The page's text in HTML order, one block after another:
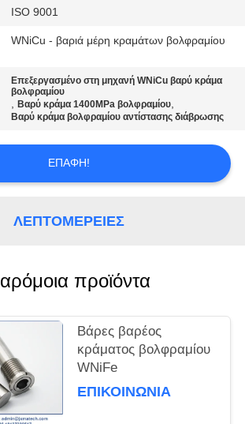
ISO 9001
WNiCu - βαριά μέρη κραμάτων βολφραμίου
Επεξεργασμένο στη μηχανή WNiCu βαρύ κράμα
βολφραμίου
,Βαρύ κράμα 1400MPa βολφραμίου,
Βαρύ κράμα βολφραμίου αντίστασης διάβρωσης
ΕΠΑΦΉ!
ΛΕΠΤΟΜΈΡΕΙΕΣ
προϊόντα
Βάρες βαρέος
κράματος βολφραμίου
WNiFe
ΕΠΙΚΟΙΝΩΝΊΑ